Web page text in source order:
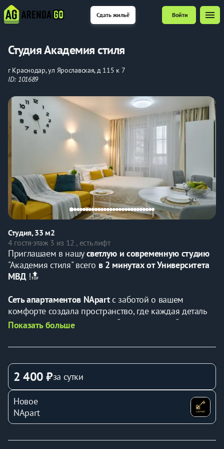
Сдать жильё Войти menu
Студия Академия стиля
г Краснодар, ул Ярославская, д 115 к 7
ID: 101689
Студия, 33 м2
4 гостя·этаж 3 из 12 , есть лифт
Приглашаем в нашу
светлую и современную студию
"Академия стиля" всего в 2 минутах от Университета
МВД !🔝
Сеть апартаментов NApart с заботой о вашем
комфорте создала пространство, где каждая деталь
продумана для вашего незабываемого пребывания.
Бесконтактное заселение 24/7 позволит вам
на ожидание.
Эта уютная студия готова принять до 4 гостей,
предлагая идеальное сочетание стиля и
функциональности.
В вашем распоряжении:
Показать больше
2 400 ₽за сутки
Новое
NApart